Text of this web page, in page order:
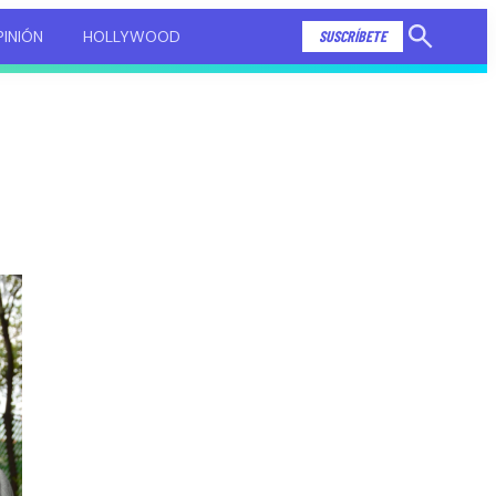
HOLLYWOOD SUSCRÍBETE
Mostrar